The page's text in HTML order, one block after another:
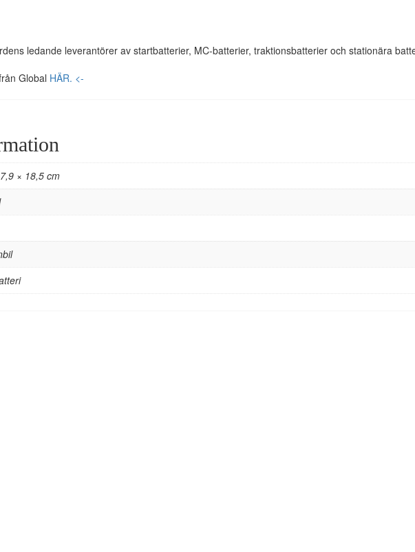
ledande leverantörer av startbatterier, MC-batterier, traktionsbatterier och stationära
Global HÄR. <-
× 18,5 cm